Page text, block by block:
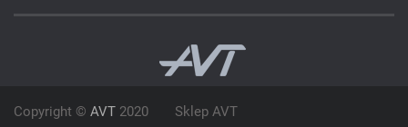
Copyright © AVT 2020 Sklep AVT